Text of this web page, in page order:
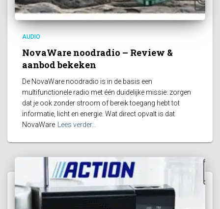
AUDIO
NovaWare noodradio – Review &
aanbod bekeken
De NovaWare noodradio is in de basis een
multifunctionele radio met één duidelijke missie: zorgen
dat je ook zonder stroom of bereik toegang hebt tot
informatie, licht en energie. Wat direct opvalt is dat
NovaWare
Lees verder…